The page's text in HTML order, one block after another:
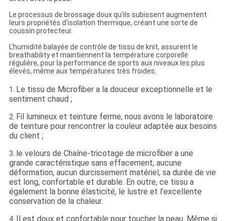
Le processus de brossage doux qu'ils subissent augmentent
leurs propriétés d'isolation thermique, créant une sorte de
coussin protecteur.
L'humidité balayée de contrôle de tissu de knit, assurent le
breathability et maintiennent la température corporelle
régulière, pour la performance de sports aux niveaux les plus
élevés, même aux températures très froides.
1. Le tissu de Microfiber a la douceur exceptionnelle et le
sentiment chaud ;
2. Fil lumineux et teinture ferme, nous avons le laboratoire
de teinture pour rencontrer la couleur adaptée aux besoins
du client ;
3. le velours de Chaîne-tricotage de microfiber a une
grande caractéristique sans effacement, aucune
déformation, aucun durcissement matériel, sa durée de vie
est long, confortable et durable. En outre, ce tissu a
également la bonne élasticité, le lustre et l'excellente
conservation de la chaleur.
4. Il est doux et confortable pour toucher la peau. Même si